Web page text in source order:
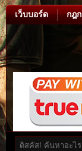
เว็บบอร์ด กฎ